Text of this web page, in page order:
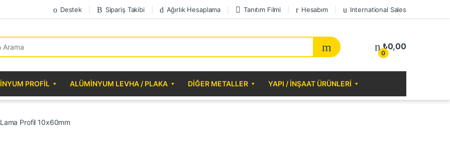
Destek Sipariş Takibi Ağırlık Hesaplama Tanıtım Filmi Hesabım International Sales
0
₺0,00
PROFIL ALÜMINYUM LEVHA / PLAKA DIĞER METALLER YAPI / İNŞAAT ÜRÜNLERI
Profil 10x60mm